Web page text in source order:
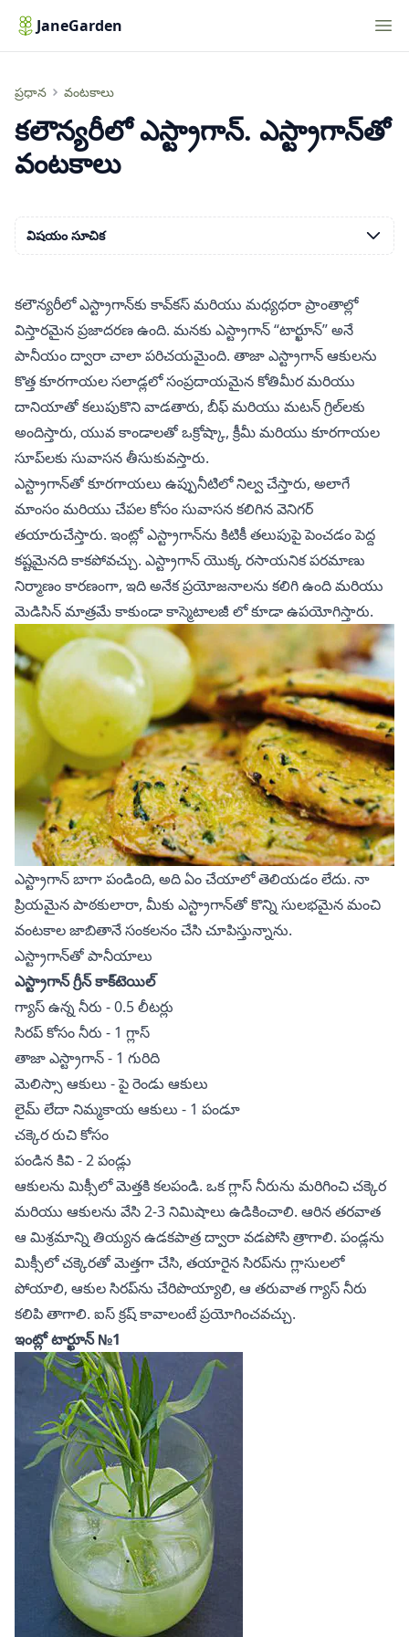
JaneGarden
ప్రధాన వంటకాలు
కలౌన్యరీలో ఎస్ట్రాగాన్. ఎస్ట్రాగాన్‌తో వంటకాలు
కలౌన్యరీలో ఎస్ట్రాగాన్. ఎస్ట్రాగాన్‌తో
వంటకాలు
కలౌన్యరీలో ఎస్ట్రాగాన్‌కు కావ్‌కస్ మరియు మధ్యధరా ప్రాంతాల్లో
విస్తారమైన ప్రజాదరణ ఉంది. మనకు ఎస్ట్రాగాన్ “టార్ఖూన్” అనే
పానీయం ద్వారా చాలా పరిచయమైంది. తాజా ఎస్ట్రాగాన్ ఆకులను
కొత్త కూరగాయల సలాడ్లలో సంప్రదాయమైన కోతిమీర మరియు
దానియాతో కలుపుకొని వాడతారు, బీఫ్ మరియు మటన్ గ్రిల్‌లకు
అందిస్తారు, యువ కాండాలతో ఒక్రోష్కా, క్రీమీ మరియు కూరగాయల
సూప్‌లకు సువాసన తీసుకువస్తారు.
ఎస్ట్రాగాన్‌తో కూరగాయలు ఉప్పునీటిలో నిల్వ చేస్తారు, అలాగే
మాంసం మరియు చేపల కోసం సువాసన కలిగిన వెనిగర్
తయారుచేస్తారు. ఇంట్లో ఎస్ట్రాగాన్‌ను కిటికీ తలుపుపై పెంచడంపెద్ద
కష్టమైనది కాకపోవచ్చు. ఎస్ట్రాగాన్ యొక్కరసాయనిక పరమాణు
నిర్మాణంకారణంగా, ఇది అనేక ప్రయోజనాలను కలిగి ఉంది మరియు
మెడిసిన్మాత్రమే కాకుండాకాస్మెటాలజీలో కూడా ఉపయోగిస్తారు.
ఎస్ట్రాగాన్ బాగా పండింది, అది ఏం చేయాలో తెలియడం లేదు. నా
ప్రియమైన పాఠకులారా, మీకు ఎస్ట్రాగాన్‌తో కొన్ని సులభమైన మంచి
వంటకాల జాబితానే సంకలనం చేసి చూపిస్తున్నాను.
ఎస్ట్రాగాన్‌తో పానీయాలు
ఎస్ట్రాగాన్ గ్రీన్ కాక్‌టెయిల్
గ్యాస్ ఉన్న నీరు - 0.5 లీటర్లు
సిరప్ కోసం నీరు - 1 గ్లాస్
తాజా ఎస్ట్రాగాన్ - 1 గురిది
మెలిస్సా ఆకులు - పై రెండు ఆకులు
లైమ్ లేదా నిమ్మకాయ ఆకులు - 1 పండూ
చక్కెర రుచి కోసం
పండిన కివి - 2 పండ్లు
ఆకులను మిక్సీలో మెత్తకి కలపండి. ఒక గ్లాస్ నీరును మరిగించి చక్కెర
మరియు ఆకులను వేసి 2-3 నిమిషాలు ఉడికించాలి. ఆరిన తరవాత
ఆ మిశ్రమాన్ని తియ్యన ఉడకపాత్ర ద్వారా వడపోసి త్రాగాలి. పండ్లను
మిక్సీలో చక్కెరతో మెత్తగా చేసి, తయారైన సిరప్‌ను గ్లాసులలో
పోయాలి, ఆకుల సిరప్‌ను చేరిపొయ్యాలి, ఆ తరువాత గ్యాస్ నీరు
కలిపి తాగాలి. ఐస్ క్రష్ కావాలంటే ప్రయోగించవచ్చు.
ఇంట్లో టార్ఖూన్ №1
విషయం సూచిక